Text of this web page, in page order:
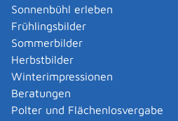
Sonnenbühl erleben
Frühlingsbilder
Sommerbilder
Herbstbilder
Winterimpressionen
Beratungen
Polter und Flächenlosvergabe
Verantwortlichen und
Auftragsverarbeitern
Tipps in Sachen